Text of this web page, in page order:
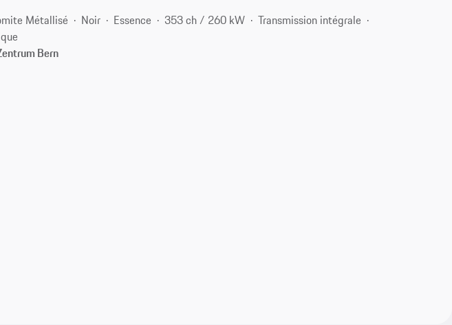
Métallisé Noir Essence 353 ch / 260 kW
Transmission intégrale
Bern